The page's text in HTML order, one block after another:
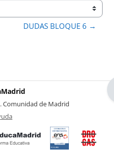
DUDAS BLOQUE 6 →
Comunidad de Madrid
Certificación
de
conformidad
con el del